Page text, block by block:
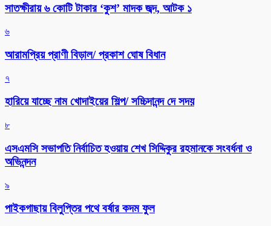
সাতক্ষীরায় ৬ কোটি টাকার ‘কুশ’ মাদক জব্দ, আটক ১
৬
আরামপ্রিয় প্রাণী বিড়াল/ প্রকাশ ঘোষ বিধান
৭
হারিয়ে যাচ্ছে নাম খোদাইয়ের শিল্প/ সচ্চিদানন্দ দে সদয়
৮
এসএমসি সভাপতি নির্বাচিত হওয়ায় শেখ সিদ্দিকুর রহমানকে সংবর্ধনা ও
অভিনন্দন
৯
পাইকগাছায় বিলুপ্তির পথে বর্ষার কদম ফুল